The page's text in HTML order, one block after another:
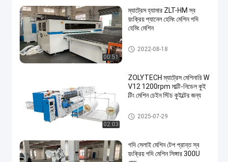
00:51
ম্যাট্রেস হ্যামার ZLT-HM স্ব
য়ংক্রিয় প্যানেল হেমিং মেশিন গদি
হেমিং মেশিন
গদি হেমিং মেশিন
2022-08-18
02:03
ZOLYTECH ম্যাট্রেস মেশিনারি W
V12 1200rpm মাল্টি-নিডেল কুই
ল্টিং মেশিন চেইন স্টিচ কুইল্টের জন্য
মাল্টি নিডেল কুইল্টিং মেশিন
2025-07-29
গদি সেলাই মেশিন টেপ প্রান্ত স্ব
য়ংক্রিয় গদি মেশিন সিঙ্গার 300U